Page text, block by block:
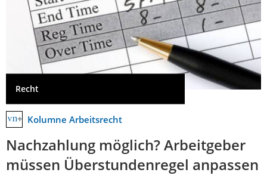
Recht
Kolumne Arbeitsrecht
Nachzahlung möglich? Arbeitgeber
müssen Überstundenregel anpassen